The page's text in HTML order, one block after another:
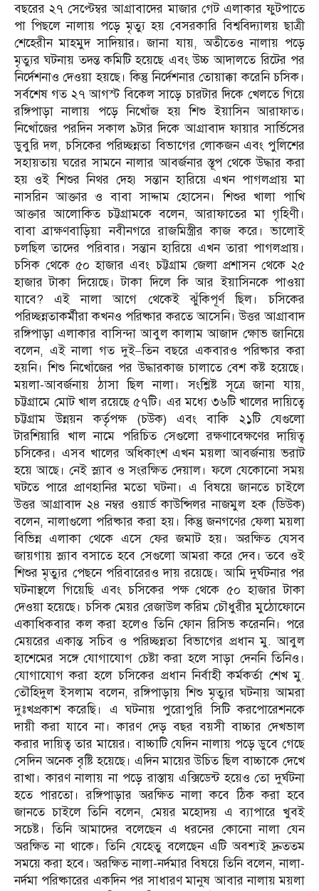
বছরের ২৭ সেপ্টেম্বর আগ্রাবাদের মাজার গেট এলাকার ফুটপাতে
পা পিছলে নালায় পড়ে মৃত্যু হয় বেসরকারি বিশ্ববিদ্যালয় ছাত্রী
শেহেরীন মাহমুদ সাদিয়ার। জানা যায়, অতীতেও নালায় পড়ে
মৃত্যুর ঘটনায় তদন্ত কমিটি হয়েছে এবং উচ্চ আদালতে রিটের পর
নির্দেশনাও দেওয়া হয়ছে। কিন্তু নির্দেশনার তোয়াক্কা করেনি চসিক।
সর্বশেষ গত ২৭ আগস্ট বিকেল সাড়ে চারটার দিকে খেলতে গিয়ে
রঙ্গিপাড়া নালায় পড়ে নিখোঁজ হয় শিশু ইয়াসিন আরাফাত।
নিখোঁজের পরদিন সকাল ৯টার দিকে আগ্রাবাদ ফায়ার সার্ভিসের
ডুবুরি দল, চসিকের পরিচ্ছন্নতা বিভাগের লোকজন এবং পুলিশের
সহায়তায় ঘরের সামনে নালার আবর্জনার স্তূপ থেকে উদ্ধার করা
হয় ওই শিশুর নিথর দেহ৷ সন্তান হারিয়ে এখন পাগলপ্রায় মা
নাসরিন আক্তার ও বাবা সাদ্দাম হোসেন। শিশুর খালা পাখি
আক্তার আলোকিত চট্টগ্রামকে বলেন, আরাফাতের মা গৃহিণী।
বাবা ব্রাক্ষণবাড়িয়া নবীনগরে রাজমিস্ত্রীর কাজ করে। ভালোই
চলছিল তাদের পরিবার। সন্তান হারিয়ে এখন তারা পাগলপ্রায়।
চসিক থেকে ৫০ হাজার এবং চট্টগ্রাম জেলা প্রশাসন থেকে ২৫
হাজার টাকা দিয়েছে। টাকা দিলে কি আর ইয়াসিনকে পাওয়া
যাবে? এই নালা আগে থেকেই ঝুঁকিপূর্ণ ছিল। চসিকের
পরিচ্ছন্নতাকর্মীরা কখনও পরিষ্কার করতে আসেনি। উত্তর আগ্রাবাদ
রঙ্গিপাড়া এলাকার বাসিন্দা আবুল কালাম আজাদ ক্ষোভ জানিয়ে
বলেন, এই নালা গত দুই–তিন বছরে একবারও পরিষ্কার করা
হয়নি। শিশু নিখোঁজের পর উদ্ধারকাজ চালাতে বেশ কষ্ট হয়েছে।
ময়লা-আবর্জনায় ঠাসা ছিল নালা। সংশ্লিষ্ট সূত্রে জানা যায়,
চট্টগ্রামে মোট খাল রয়েছে ৫৭টি। এর মধ্যে ৩৬টি খালের দায়িত্বে
চট্টগ্রাম উন্নয়ন কর্তৃপক্ষ (চউক) এবং বাকি ২১টি যেগুলো
টারশিয়ারি খাল নামে পরিচিত সেগুলো রক্ষণাবেক্ষণের দায়িত্ব
চসিকের। এসব খালের অধিকাংশ এখন ময়লা আবর্জনায় ভরাট
হয়ে আছে। নেই স্ল্যাব ও সংরক্ষিত দেয়াল। ফলে যেকোনো সময়
ঘটতে পারে প্রাণহানির মতো ঘটনা। এ বিষয়ে জানতে চাইলে
উত্তর আগ্রাবাদ ২৪ নম্বর ওয়ার্ড কাউন্সিলর নাজমুল হক (ডিউক)
বলেন, নালাগুলো পরিষ্কার করা হয়। কিন্তু জনগণের ফেলা ময়লা
বিভিন্ন এলাকা থেকে এসে ফের জমাট হয়। অরক্ষিত যেসব
জায়গায় স্ল্যাব বসাতে হবে সেগুলো আমরা করে দেব। তবে ওই
শিশুর মৃত্যুর পেছনে পরিবারেরও দায় রয়েছে। আমি দুর্ঘটনার পর
ঘটনাস্থলে গিয়েছি এবং চসিকের পক্ষ থেকে ৫০ হাজার টাকা
দেওয়া হয়েছে। চসিক মেয়র রেজাউল করিম চৌধুরীর মুঠোফোনে
একাধিকবার কল করা হলেও তিনি ফোন রিসিভ করেননি। পরে
মেয়রের একান্ত সচিব ও পরিচ্ছন্নতা বিভাগের প্রধান মু. আবুল
হাশেমের সঙ্গে যোগাযোগ চেষ্টা করা হলে সাড়া দেননি তিনিও।
যোগাযোগ করা হলে চসিকের প্রধান নির্বাহী কর্মকর্তা শেখ মু.
তৌহিদুল ইসলাম বলেন, রঙ্গিপাড়ায় শিশু মৃত্যুর ঘটনায় আমরা
দুঃখপ্রকাশ করেছি। এ ঘটনায় পুরোপুরি সিটি করপোরেশনকে
দায়ী করা যাবে না। কারণ দেড় বছর বয়সী বাচ্চার দেখভাল
করার দায়িত্ব তার মায়ের। বাচ্চাটি যেদিন নালায় পড়ে ডুবে গেছে
সেদিন অনেক বৃষ্টি হয়েছে। এদিন মায়ের উচিত ছিল বাচ্চাকে দেখে
রাখা। কারণ নালায় না পড়ে রাস্তায় এক্সিডেন্ট হয়েও তো দুর্ঘটনা
হতে পারতো। রঙ্গিপাড়ার অরক্ষিত নালা কবে ঠিক করা হবে
জানতে চাইলে তিনি বলেন, মেয়র মহোদয় এ ব্যাপারে খুবই
সচেষ্ট। তিনি আমাদের বলেছেন এ ধরনের কোনো নালা যেন
অরক্ষিত না থাকে। তিনি যেহেতু বলেছেন এটি অবশ্যই দ্রুততম
সময়ে করা হবে। অরক্ষিত নালা-নর্দমার বিষয়ে তিনি বলেন, নালা-
নর্দমা পরিষ্কারের একদিন পর সাধারণ মানুষ আবার নালায় ময়লা